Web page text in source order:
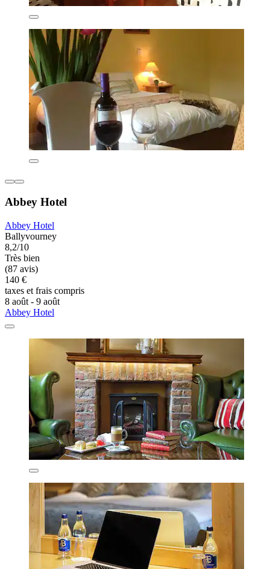
Abbey Hotel
Abbey Hotel
Ballyvourney
8,2/10
Très bien
(87 avis)
140 €
taxes et frais compris
8 août - 9 août
Abbey Hotel